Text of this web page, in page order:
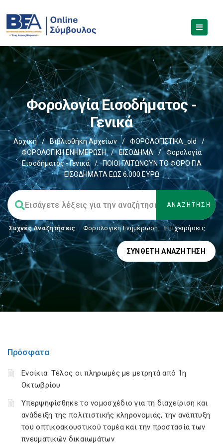
Φορολογία Εισοδήματος -
Γενικά
Αρχική / Βιβλιοθήκη Αρχείων / ΦΟΡΟΛΟΓΙΣΤΙΚΑ_old
/
ΦΟΡΟΛΟΓΙΚΗ ΕΝΗΜΕΡΩΣΗ
/ ΕΙΣΟΔΗΜΑ /
Φορολογία
Εισοδήματος - Γενικά
/
ΠΟΙΟΙ ΓΛΙΤΩΝΟΥΝ ΤΟ ΦΟΡΟ ΓΙΑ
ΕΙΣΟΔΗΜΑΤΑ ΕΩΣ 6.000 ΕΥΡΩ
Συχνές Αναζητήσεις: Φορολογικη Ενημέρωση, Επιχειρήσεις
ΣΎΝΘΕΤΗ ΑΝΑΖΉΤΗΣΗ
Πρόσφατα
Ενοίκια: Τέλος οι πληρωμές με μετρητά από 1η
Οκτωβρίου
Υπερψηφίσθηκε το νομοσχέδιο για τη διαχείριση και
ανάδειξη της πολιτιστικής κληρονομιάς, την ανάπτυξη
του οπτικοακουστικού τομέα και την προστασία των
πνευματικών δικαιωμάτων